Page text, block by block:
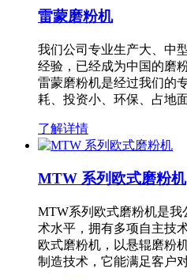
雷蒙磨粉机
我们公司专业生产大、中
经验，已经成为中国的磨
雷蒙磨粉机是经过我们的
耗、投资小、环保、占地
了解详情
MTW 系列欧式磨粉机
MTW系列欧式磨粉机是
术水平，拥有多项自主技
欧式磨粉机，以悬辊磨粉
制造技术，它能满足客户